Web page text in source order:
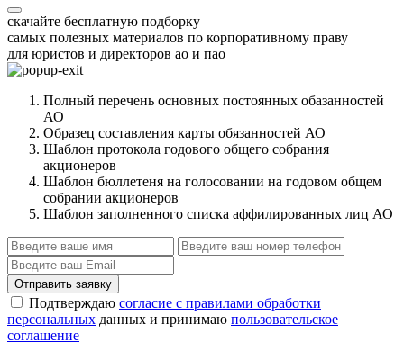
скачайте бесплатную подборку
самых полезных материалов по корпоративному праву
для юристов и директоров ао и пао
Полный перечень основных постоянных обазанностей
АО
Образец составления карты обязанностей АО
Шаблон протокола годового общего собрания
акционеров
Шаблон бюллетеня на голосовании на годовом общем
собрании акционеров
Шаблон заполненного списка аффилированных лиц АО
Отправить заявку
Подтверждаю согласие с правилами обработки
персональных данных и принимаю пользовательское
соглашение